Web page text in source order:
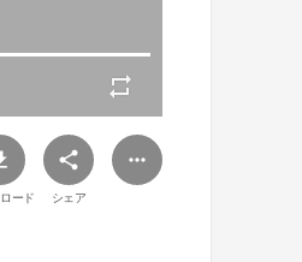
ード シェア